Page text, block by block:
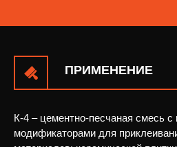
ПРИМЕНЕНИЕ
К-4 – цементно-песчаная смесь с
модификаторами для